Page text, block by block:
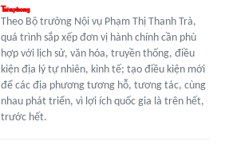
Theo Bộ trưởng Nội vụ Phạm Thị Thanh Trà,
quá trình sắp xếp đơn vị hành chính cần phù
hợp với lịch sử, văn hóa, truyền thống, điều
kiện địa lý tự nhiên, kinh tế; tạo điều kiện mới
để các địa phương tương hỗ, tương tác, cùng
nhau phát triển, vì lợi ích quốc gia là trên hết,
trước hết.